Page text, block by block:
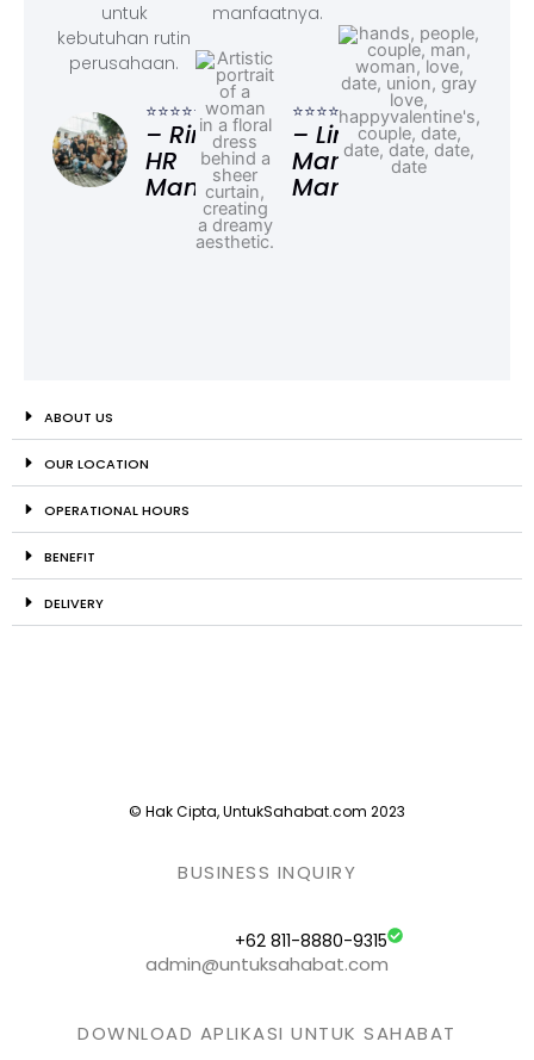
untuk
kebutuhan rutin
perusahaan.
⭐⭐⭐⭐⭐
– Rina,
HR
Manager
manfaatnya.
⭐⭐⭐⭐⭐
– Linda,
Marketing
Manager
ABOUT US
OUR LOCATION
OPERATIONAL HOURS
BENEFIT
DELIVERY
© Hak Cipta, UntukSahabat.com 2023
BUSINESS INQUIRY
+62 811-8880-9315
admin@untuksahabat.com
DOWNLOAD APLIKASI UNTUK SAHABAT